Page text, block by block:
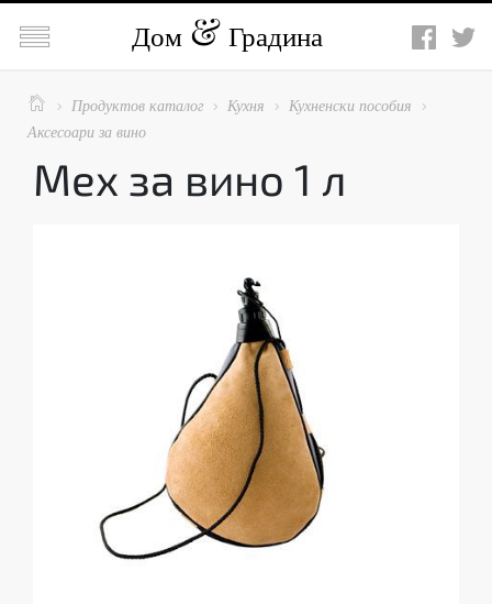
 Дом Градина
  Продуктов каталог  Кухня  Кухненски пособия 
Аксесоари за вино
Мех за вино 1 л